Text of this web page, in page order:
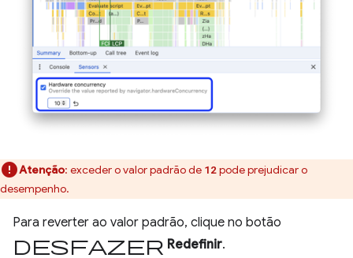
Atenção: exceder o valor padrão de 12pode prejudicar o
desempenho.
Para reverter ao valor padrão, clique no botão
desfazer Redefinir.